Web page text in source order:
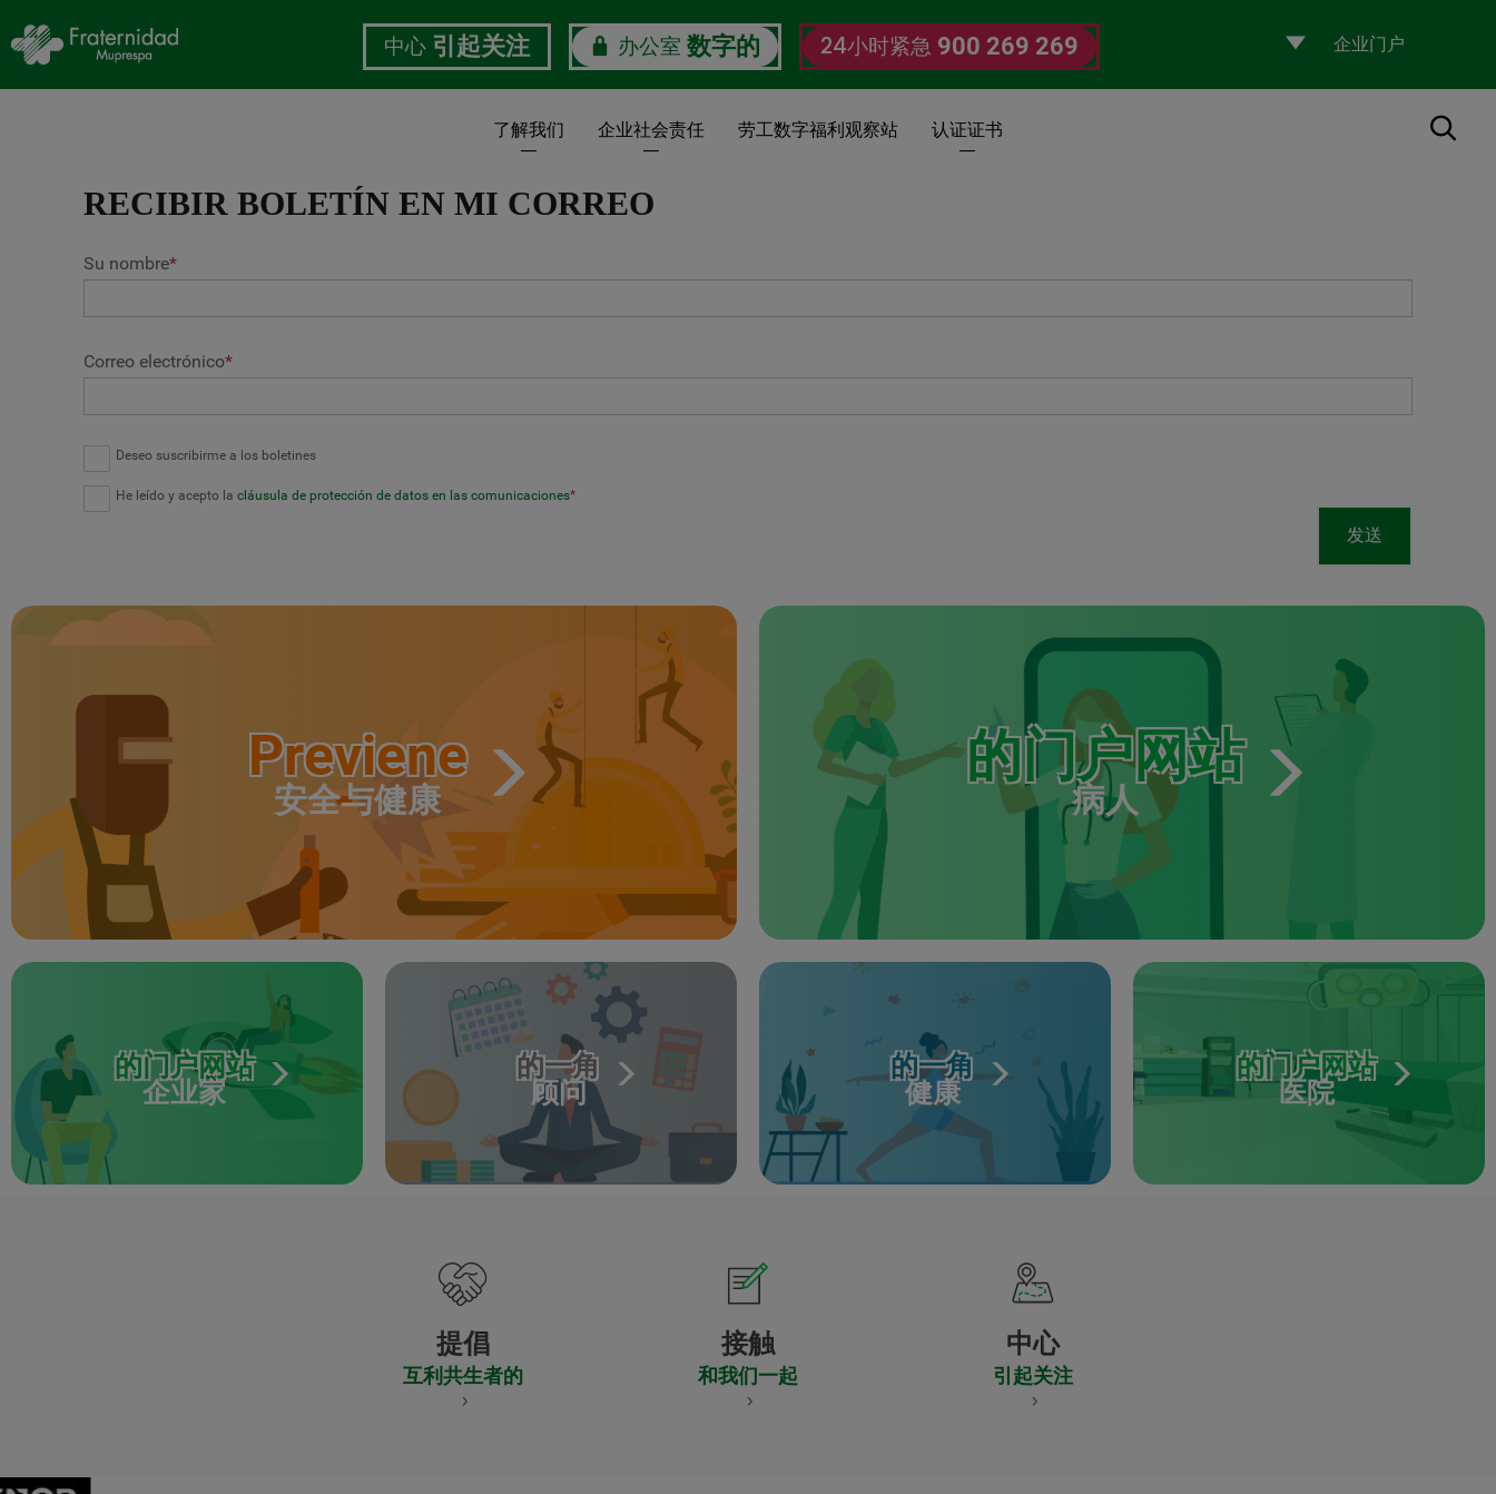
中心 引起关注 办公室 数字的 24小时紧急 900 269 269
Selecciona
un
了解我们 企业社会责任 劳工数字福利观察站 认证证书 搜索
RECIBIR BOLETÍN EN MI CORREO
Su nombre*
Correo electrónico*
Deseo suscribirme a los boletines
He leído y acepto la cláusula de protección de datos en las comunicaciones*
发送
Previene
安全与健康
的门户网站
病人
的门户网站
企业家
的一角
顾问
的一角
健康
的门户网站
医院
提倡
互利共生者的
接触
和我们一起
中心
引起关注